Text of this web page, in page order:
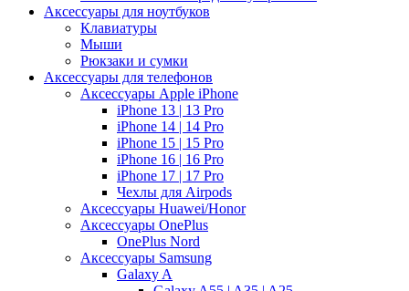
Аксессуары для ноутбуков
Клавиатуры
Мыши
Рюкзаки и сумки
Аксессуары для телефонов
Аксессуары Apple iPhone
iPhone 13 | 13 Pro
iPhone 14 | 14 Pro
iPhone 15 | 15 Pro
iPhone 16 | 16 Pro
iPhone 17 | 17 Pro
Чехлы для Airpods
Аксессуары Huawei/Honor
Аксессуары OnePlus
OnePlus Nord
Аксессуары Samsung
Galaxy A